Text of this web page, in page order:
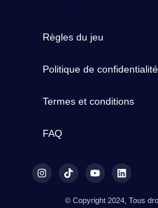
Règles du jeu
Politique de confidentialité
Termes et conditions
FAQ
© Copyright 2024, Tous